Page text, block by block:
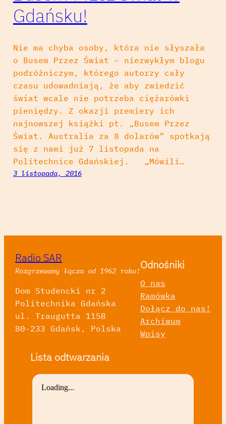
Gdańsku!
Nie ma chyba osoby, która nie słyszała
o Busem Przez Świat – niezwykłym blogu
podróżniczym, którego autorzy cały
czasu udowadniają, że aby zwiedzić
świat wcale nie potrzeba ciężarówki
pieniędzy. Z okazji premiery ich
najnowszej książki pt. „Busem Przez
Świat. Australia za 8 dolarów” spotkają
się z nami już 7 listopada na
Politechnice Gdańskiej. „Mówili…
3 listopada, 2016
Radio SAR
Rozgrzewamy łącza od 1962 roku!
Dom Studencki nr 2
Politechnika Gdańska
ul. Traugutta 115B
80-233 Gdańsk, Polska
Odnośniki
O nas
Ramówka
Dołącz do nas!
Archiwum
Wpisy
Lista odtwarzania